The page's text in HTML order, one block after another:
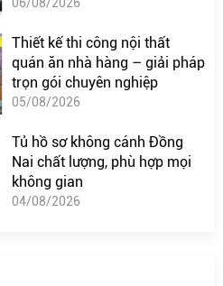
06/08/2026
Thiết kế thi công nội thất
quán ăn nhà hàng – giải pháp
trọn gói chuyên nghiệp
05/08/2026
Tủ hồ sơ không cánh Đồng
Nai chất lượng, phù hợp mọi
không gian
04/08/2026